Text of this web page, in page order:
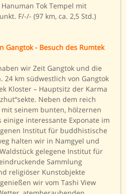
Tok Tempel mit
F/-/- (97 km, ca. 2,5 Std.)
Gangtok - Besuch des Rumtek
wir Zeit Gangtok und die
24 km südwestlich von Gangtok
Kloster – Hauptsitz der Karma
Neben dem reich
seinem bunten, hölzernen
interessante Exponate im
Institut für buddhistische
halten wir in Namgyel und
gelegene Institut für
Sammlung
religiöser Kunstobjekte
wir vom Tashi View